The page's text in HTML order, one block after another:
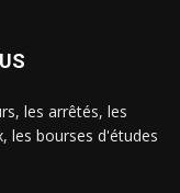
les arrêtés, les
les bourses d'études